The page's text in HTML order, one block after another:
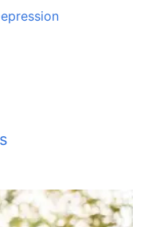
راژیو صدای زندگی شنوینده های عزیز سلام شما آواز ما را از راژیو صدای زندگی میشنوید که هر صبح روی موج کوتاه 41 متر بند تخش میگردد برنامه جوانان شنوینده های گرامی و جوانان عزیز خیلی خوشحال استم از طریق برنامه جوانان با شما عزیزان در اتباط هستم دستان شما برنامه جوانان را از طریق راژیو صدای زندگی میشنوید و شما را خیلی خوشامدید میگم در برنامه خودتان که برنامه امید جوانان میباشد و تشکر میکنم از شما شنویندگان محترم که من مهمان خانه ها محل کار و دکانهای شما هستم طبق معمول من خودم معرفی میکنم من فیض هستم در این قسمت برنامه میریم بخش اول برنامه را گوش میکنیم پس دوباره باز بر میگردیم به ایدامه برنامه ترگست جان بازم در فکر هستی؟ چرا ایقه آرام شیشتی؟ بیا چایت بخوا چایت بیخی یخ شد عزیزم هیچ خوش ندارم احمد وقت شو شده؟ این روزا در نظرم اینجا نمیگذره فقط تارکتر میشن چی گبه هست عزیزم؟ این روزا اصلا خودت نیستی قبلا چقدر پور انرژی بودی خودت از هرگب خوشحال میشدی از هرگب خوشحال میشدی چی گبه هست عزیزم؟ این روزا اصلا خودت نیستی قبلا چقدر پور انرژی بودی خودت از هرگب خوشحال میشدی اما آله چی شده عزیزم؟ در خودت کدام مشکل رئیس میکنی؟ نمیفمم احمد فقط احساس میکنم یک چیزی در درونم سنگلی میکنه علاقه به هیچ کاری ندارم نه به درس نه به کارهای خانه حتی بدیدن این دوستای خود شبا خوابیم نمیبرن یا وقتی هم که میخوابم صبح که بیدار میشم بازم خسته هستن پس چی گبه هست نرگس جان؟ چرا اینقدر سری خودت فشار میاری؟ گب بزن دلیت سبوک میشن یاد دست چقدر وقتا در باره آروزهایت گفت میزدی؟ در باره امو درسهایت که چقدر دوستش داشتی؟ در باره کارهایی که میخواستی انجام بدی؟ حالا چرا کل چیزها در نظرت سیاه هست؟ نرگس جان این چی گبه هست؟ تو چقدر مهربان و با استعداد هستی؟ این فکرها از کجا می آید؟ این قسم فکرها بسیار بد است جان گبه های خودت در یادم آمد که میگفتی افصولدگی فقطی نیست که آدم در یک گوشه بیشینه و گریه کنه بخیر افصولدگی میتونه شکلهای مختلف داشته باشه نرگس این گبه های خودت هست این که تو گفتی مهمی هست که این مشکل را جدید بگیریم خودت در این حال گل می مانی می فهمی چقدر سخت است نیست می کنم هیچ رای نیست مثل یک زندان در درونم هستان به دیوار و به کف بسیار سخت است تو تنها نیستی عزیزم این حسی تنهایی و نفامده شدن میتونه افصولدگی را زیادتر کنه اما تو تنها نیستی اردوی ما یکجا در این رای هستیم در کلام خدا میگه خداون نزدیک دلشکستگان هست و اونان را که افصولده و اندوهگینند نجات می دهند و همیشه امرای ما هست نرگست جان من می فهمم که این حس بسیار سخت است اما بیا یک قدم خورد برداره اولیم گامی است که آدم اعتراف کنه که مشکل داره تو این گام را برداشتی عزیزم تو گفتی نمی فهمم چی شده امی خودش یک شروع است چی فکر میکنی که با یک مشاور یک دکتر گب بزنیم جانیم فقط یک گب زدن شاید بتونه رای را نشان بیتر یاد ما باشه که شرم از بیماله های روحی نواید مانه شفا شوه دکتر؟ من خود آنه نیستم که برویم دکتر عزیزم ایچ کس این گبه نمیگه دکتر روان شناس مثل دیگه دکتر ها است وقت در وجود آدم درد می آیه میریم دکتر روان آدم هم میتونه درد داشته باشه اوام خورده است خیلی تا صبا در بارش فکر کنیم مگرم امروز بیا یک کار خورده دیگه کنیم یاد دست چقدر پیادروی را دوست داشتی؟ بیا بریم در پارک فقط یک کم قدم میزنیم هوا هم خوب است حوثله ندارم احمد خیلی سعیست جانیم پس بیا یک چای دم می کنم و فقط در سکوت در پالوی هم بیشینیم نیاز نیست گب بزنیم فقط حضور داشته باشیم دوست های سکوت و خلوت با خود می تانه صداهای اصلی قلب آدم و گش آدم برسانه راه های مقابل با افسردگی در بین جوانان و راه کار هایی که از این مشکلات ریحایی پیدا بکنیم جوان های محترم و شنوینده های عزیز ما شما می فهم که امروز افسردگی در کشور عزیز ما افغانستان خصوصا در بین جوان ها چقدر زیاد شده همین مشکل افسردگی دامنگیر صدها هزار جوان شده حتی سبب میشه که جوان ها را از کار بندازه حتی سبب میشه که مشکلات خیلی جدی ایجاد بکنن جوان های محترم بیاین در رابطه به این حرف بزنیم و این مشکل را چی رقم از بین ببریم حتی زمانی که ما افسرده هستیم جوان های عزیز متوجیه میشین که یک چیز در زندگی تان کم هست و همچنان در اینجا باز هم نرگیس جان به عنوان ما در سیدیو هستند نرگیس جان بله همکاری عزیز سلام به شما و یک سلام خوص به تمام جوان های عزیزی که امی لحظه برنامه ما را شنوینده هستند بله تشکر میکنم نرگیس جان دوستهای خوبیم امروز میخوایم در